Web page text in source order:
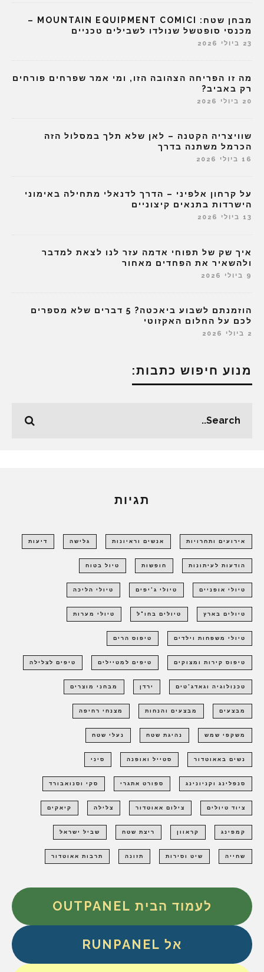
מבחן שטח: MOUNTAIN EQUIPMENT COMICI –
מכנסי סופטשל שנולדו לשבילים טכניים
23 ביולי 2026
מה זו הפריחה הצהובה הזו, ומי אמר שפרחים פורחים
רק באביב?
20 ביולי 2026
שוויצריה הקטנה – לאן שלא תלך במסלול הזה
הכרמל משתנה בדרך
16 ביולי 2026
על קרחון אלפיני – הדרך לדנאלי מתחילה באימוני
הישרדות בתנאים קיצוניים
13 ביולי 2026
איך שק של תפוחי אדמה עזר לנו לצאת למדבר
ולהשאיר את הפחדים מאחור
9 ביולי 2026
הוזמנתם לשבוע ביאכטה? 5 דברים שלא מספרים
לכם על החלום האקזוטי
2 ביולי 2026
מנוע חיפוש כתבות:
תגיות
אירועים ותחרויות אנשים וראיונות גלישה דיעות
הודעות לעיתונות חופשות טיול בטוח
טיולי אופניים טיולי ג'יפים טיולי הליכה
טיולים בארץ טיולים בחו"ל טיולי מערות
טיולי משפחות וילדים טיפוס הרים
טיפוס קירות ומצוקים טיפים למטיילים טיפים לצלילה
טכנולוגיה וגאדג'טים ירדן מבחני מוצרים
מבצעים מבצעים והנחות מצנחי רחיפה
משקפי שמש נהיגת שטח נעלי שטח
נשים באאוטדור סטייל ואופנה סיני
סנפלינג וקניונינג ספורט אתגרי סקי וסנואבורד
ציוד טיולים צילום אאוטדור צלילה קיאקים
קמפינג קראוון ריצת שטח שביל ישראל
שחייה שיט וסירות תזונה תרבות אאוטדור
לעמוד הבית OUTPANEL
אל RUNPANEL